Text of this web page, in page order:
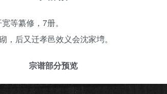
等纂修，7册。
后又迁孝邑效义会沈家塆。
宗谱部分预览